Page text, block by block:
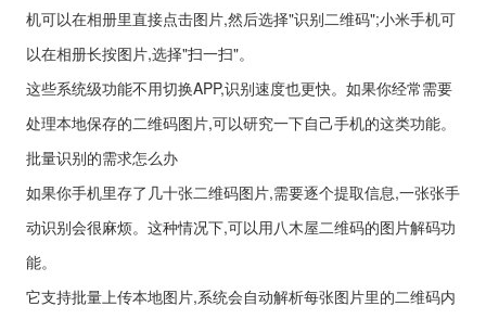
机可以在相册里直接点击图片,然后选择"识别二维码";小米手机可
以在相册长按图片,选择"扫一扫"。
这些系统级功能不用切换APP,识别速度也更快。如果你经常需要
处理本地保存的二维码图片,可以研究一下自己手机的这类功能。
批量识别的需求怎么办
如果你手机里存了几十张二维码图片,需要逐个提取信息,一张张手
动识别会很麻烦。这种情况下,可以用八木屋二维码的图片解码功
能。
它支持批量上传本地图片,系统会自动解析每张图片里的二维码内